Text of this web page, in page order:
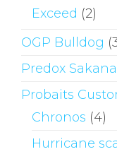
Exceed (2)
OGP Bulldog
Predox Sakana
Probaits
Chronos (4)
Hurricane